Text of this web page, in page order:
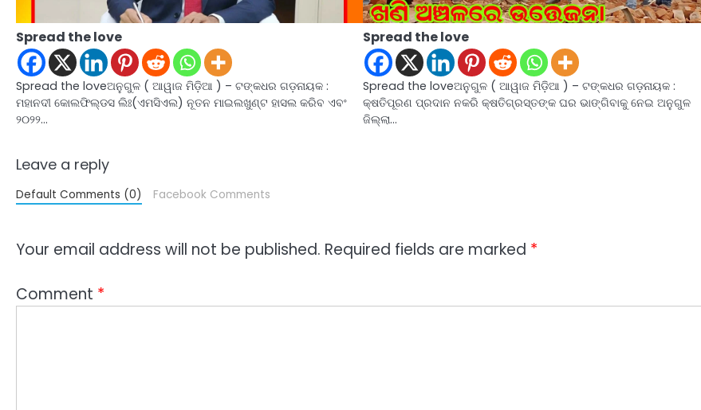
Spread the love
Spread the loveଅନୁଗୁଳ ( ଆୱାଜ ମିଡ଼ିଆ ) – ଟଙ୍କଧର ଗଡ଼ନାୟକ :
ମହାନଦୀ କୋଲଫିଲ୍ଡସ ଲିଃ(ଏମସିଏଲ) ନୂତନ ମାଇଲଖୁଣ୍ଟ ହାସଲ କରିବ ଏବଂ
୨୦୨୨…
Spread the love
Spread the loveଅନୁଗୁଳ ( ଆୱାଜ ମିଡ଼ିଆ ) – ଟଙ୍କଧର ଗଡ଼ନାୟକ :
କ୍ଷତିପୂରଣ ପ୍ରଦାନ ନକରି କ୍ଷତିଗ୍ରସ୍ତଙ୍କ ଘର ଭାଙ୍ଗିବାକୁ ନେଇ ଅନୁଗୁଳ
ଜିଲ୍ଲା…
Leave a reply
Default Comments (0) Facebook Comments
Your email address will not be published. Required fields are marked *
Comment *